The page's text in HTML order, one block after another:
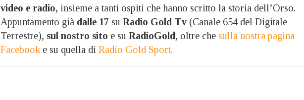
video e radio, insieme a tanti ospiti che hanno scritto la storia dell’Orso.
Appuntamento già dalle 17 su Radio Gold Tv (Canale 654 del Digitale
Terrestre), sul nostro sito e su RadioGold, oltre che sulla nostra pagina
Facebook e su quella di Radio Gold Sport.